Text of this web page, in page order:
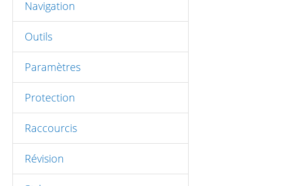
Navigation
Outils
Paramètres
Protection
Raccourcis
Révision